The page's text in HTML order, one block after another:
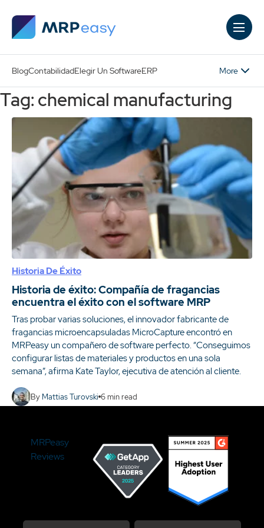
BlogContabilidadElegir Un SoftwareERP More
Tag: chemical manufacturing
Historia De Éxito
Historia de éxito: Compañía de fragancias
encuentra el éxito con el software MRP
Tras probar varias soluciones, el innovador fabricante de
fragancias microencapsuladas MicroCapture encontró en
MRPeasy un compañero de software perfecto. “Conseguimos
configurar listas de materiales y productos en una sola
semana”, afirma Kate Taylor, ejecutiva de atención al cliente.
By Mattias Turovski 6min read
MRPeasy
Reviews